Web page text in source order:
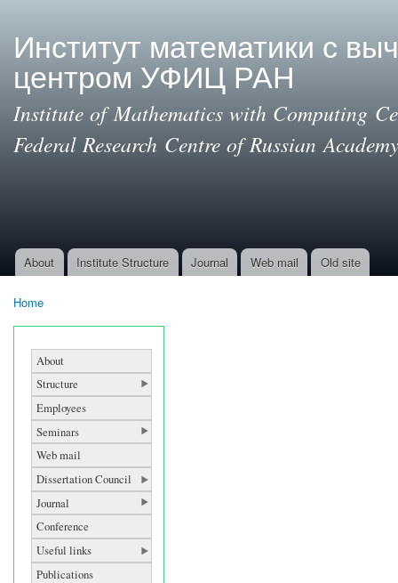
Институт математики с
центром УФИЦ РАН
Institute of Mathematics with Computing
Federal Research Centre of Russian
Main menu
About Institute Structure Journal Web mail Old site
Home
About
Structure
Employees
Seminars
Web mail
Dissertation Council
Journal
Conference
Useful links
Publications